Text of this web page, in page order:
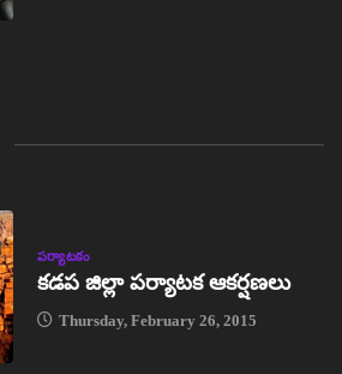
పర్యాటకం
కడప జిల్లా పర్యాటక ఆకర్షణలు
Thursday, February 26, 2015